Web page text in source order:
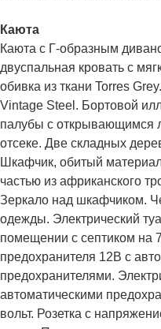
Каюта
Каюта с Г-образным
двуспальная кровать с
обивка из ткани Torres
Vintage Steel. Бортовой
палубы с открывающимся
отсеке. Две складных
Шкафчик, обитый
частью из африканского
Зеркало над шкафчиком.
одежды. Электрический
помещении с септиком на
предохранителя 12В с
предохранителями.
автоматическими
вольт. Розетка с